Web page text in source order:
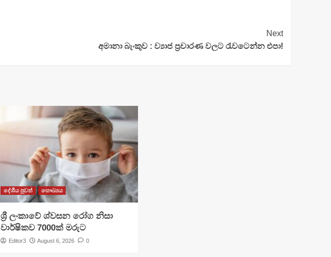
Next
අමානා බැංකුව : ව්‍යාජ ප්‍රචාරණ වලට රැවටෙන්න එපා!
දේශීය පුවත් සෞඛ්‍යය
ශ්‍රී ලංකාවේ ශ්වසන රෝග නිසා
වාර්ෂිකව 7000ක් මරුට
Editor3 August 6, 2026 0